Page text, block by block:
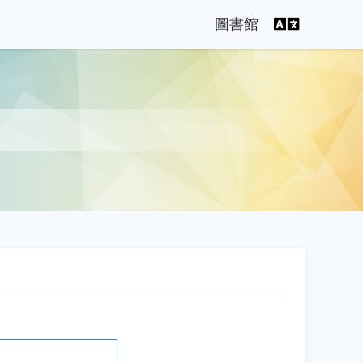
圖書館 語言切換